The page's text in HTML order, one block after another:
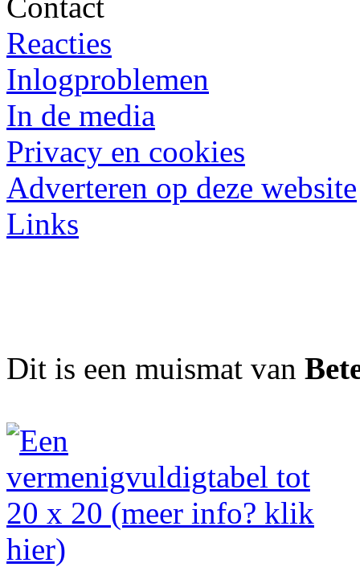
Reacties
Inlogproblemen
In de media
Privacy en cookies
Adverteren op deze website
Links
Dit is een muismat van